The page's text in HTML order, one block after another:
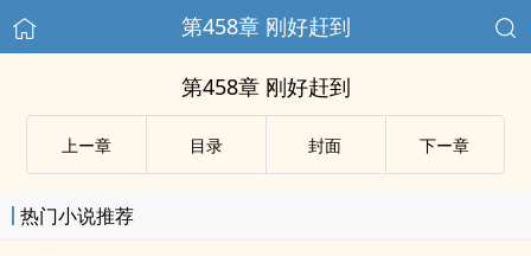
第458章 刚好赶到
第458章 刚好赶到
上ー章 目录 封面 下ー章
热门小说推荐